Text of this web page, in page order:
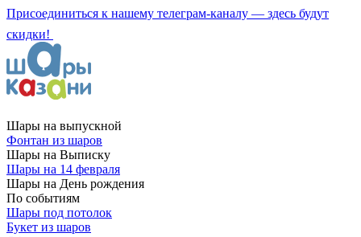
Присоединиться к нашему телеграм-каналу — здесь будут
скидки!
Шары на выпускной
Фонтан из шаров
Шары на Выписку
Шары на 14 февраля
Шары на День рождения
По событиям
Шары под потолок
Букет из шаров